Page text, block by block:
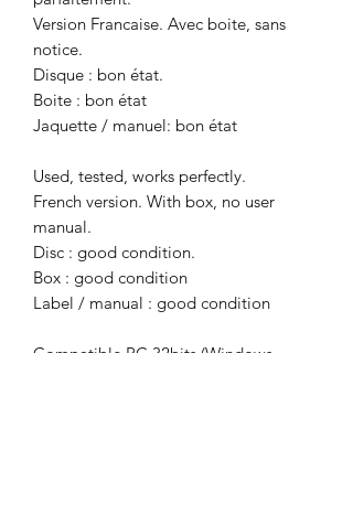
Version Francaise. Avec boite, sans
notice.
Disque : bon état.
Boite : bon état
Jaquette / manuel: bon état
Used, tested, works perfectly.
French version. With box, no user
manual.
Disc : good condition.
Box : good condition
Label / manual : good condition
Compatible PC 32bits (Windows